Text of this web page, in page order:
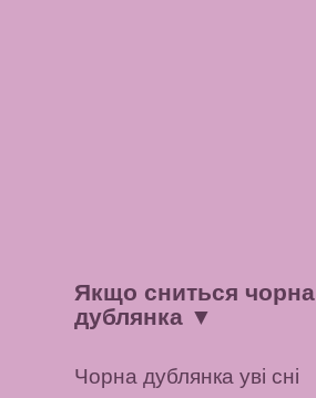
Якщо сниться чорна
дублянка ▼
Чорна дублянка уві сні